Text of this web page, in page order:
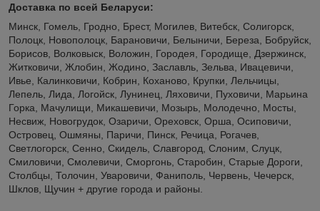
Доставка по всей Беларуси:
Минск, Гомель, Гродно, Брест, Могилев, Витебск, Солигорск,
Полоцк, Новополоцк, Барановичи, Белыничи, Береза, Бобруйск,
Борисов, Волковыск, Воложин, Городея, Городище, Дзержинск,
Житковичи, Жлобин, Жодино, Заславль, Зельва, Ивацевичи,
Ивье, Калинковичи, Кобрин, Коханово, Крупки, Лельчицы,
Лепель, Лида, Логойск, Лунинец, Ляховичи, Пуховичи, Марьина
Горка, Мачулищи, Микашевичи, Мозырь, Молодечно, Мосты,
Несвиж, Новогрудок, Озаричи, Ореховск, Орша, Осиповичи,
Островец, Ошмяны, Паричи, Пинск, Речица, Рогачев,
Светлогорск, Сенно, Скидель, Славгород, Слоним, Слуцк,
Смиловичи, Смолевичи, Сморгонь, Старобин, Старые Дороги,
Столбцы, Толочин, Уваровичи, Фаниполь, Червень, Чечерск,
Шклов, Щучин + другие города и районы.